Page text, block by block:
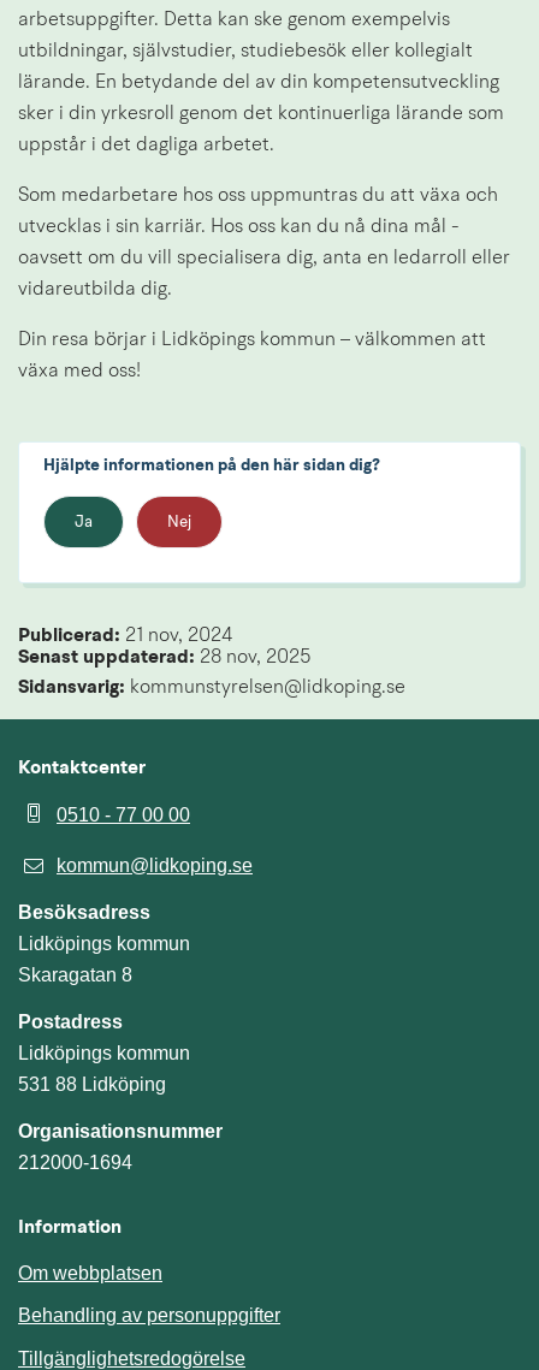
arbetsuppgifter. Detta kan ske genom exempelvis
utbildningar, självstudier, studiebesök eller kollegialt
lärande. En betydande del av din kompetensutveckling
sker i din yrkesroll genom det kontinuerliga lärande som
uppstår i det dagliga arbetet.
Som medarbetare hos oss uppmuntras du att växa och
utvecklas i sin karriär. Hos oss kan du nå dina mål -
oavsett om du vill specialisera dig, anta en ledarroll eller
vidareutbilda dig.
Din resa börjar i Lidköpings kommun – välkommen att
växa med oss!
Hjälpte informationen på den här sidan dig?
Ja Nej
Publicerad: 21 nov, 2024
Senast uppdaterad: 28 nov, 2025
Sidansvarig: kommunstyrelsen@lidkoping.se
Kontaktcenter
0510 - 77 00 00
kommun@lidkoping.se
Besöksadress
Lidköpings kommun
Skaragatan 8
Postadress
Lidköpings kommun
531 88 Lidköping
Organisationsnummer
212000-1694
Information
Om webbplatsen
Behandling av personuppgifter
Tillgänglighetsredogörelse